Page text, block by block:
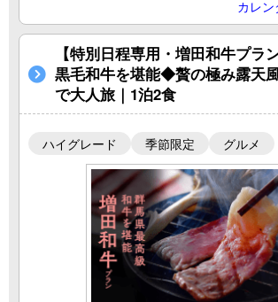
カレ
【特別日程専用・増田和牛プラ
黒毛和牛を堪能◆贅の極み露天
で大人旅｜1泊2食
ハイグレード 季節限定 グルメ